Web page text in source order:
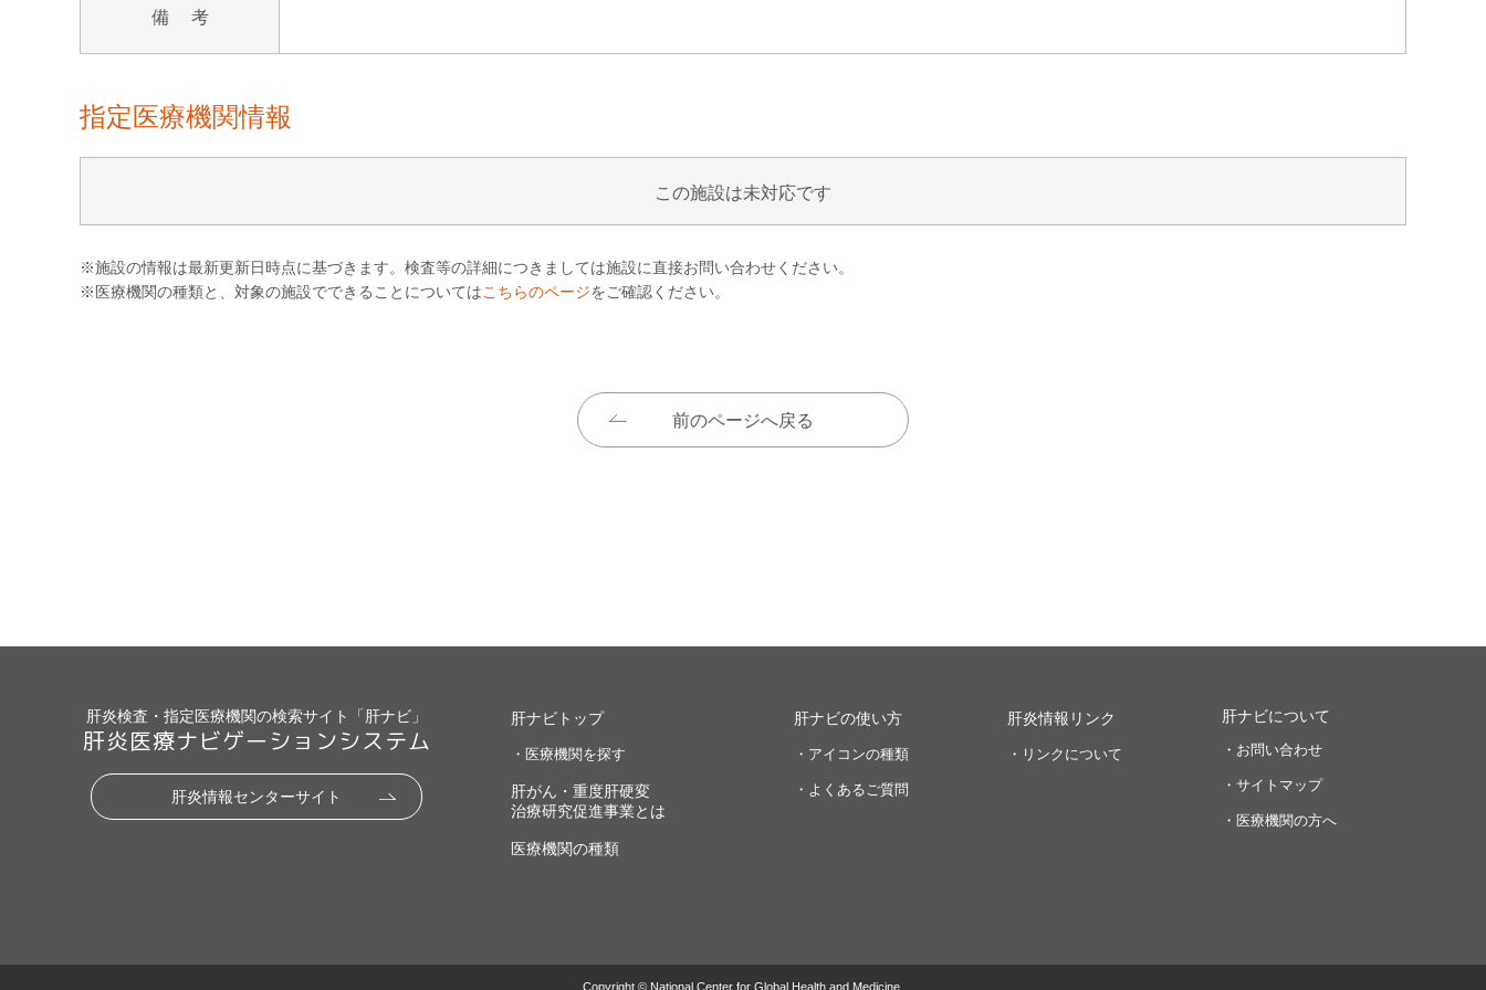
備 考
指定医療機関情報
この施設は未対応です
※施設の情報は最新更新日時点に基づきます。検査等の詳細につきましては施設に直接お問い合わせください。
※医療機関の種類と、対象の施設でできることについてはこちらのページをご確認ください。
前のページへ戻る
肝炎検査・指定医療機関の検索サイト「肝ナビ」
肝炎医療ナビゲーションシステム
肝炎情報センターサイト
肝ナビトップ
・医療機関を探す
肝がん・重度肝硬変
治療研究促進事業とは
医療機関の種類
肝ナビの使い方
・アイコンの種類
・よくあるご質問
肝炎情報リンク
・リンクについて
肝ナビについて
・お問い合わせ
・サイトマップ
・医療機関の方へ
Copyright © National Center for Global Health and Medicine.